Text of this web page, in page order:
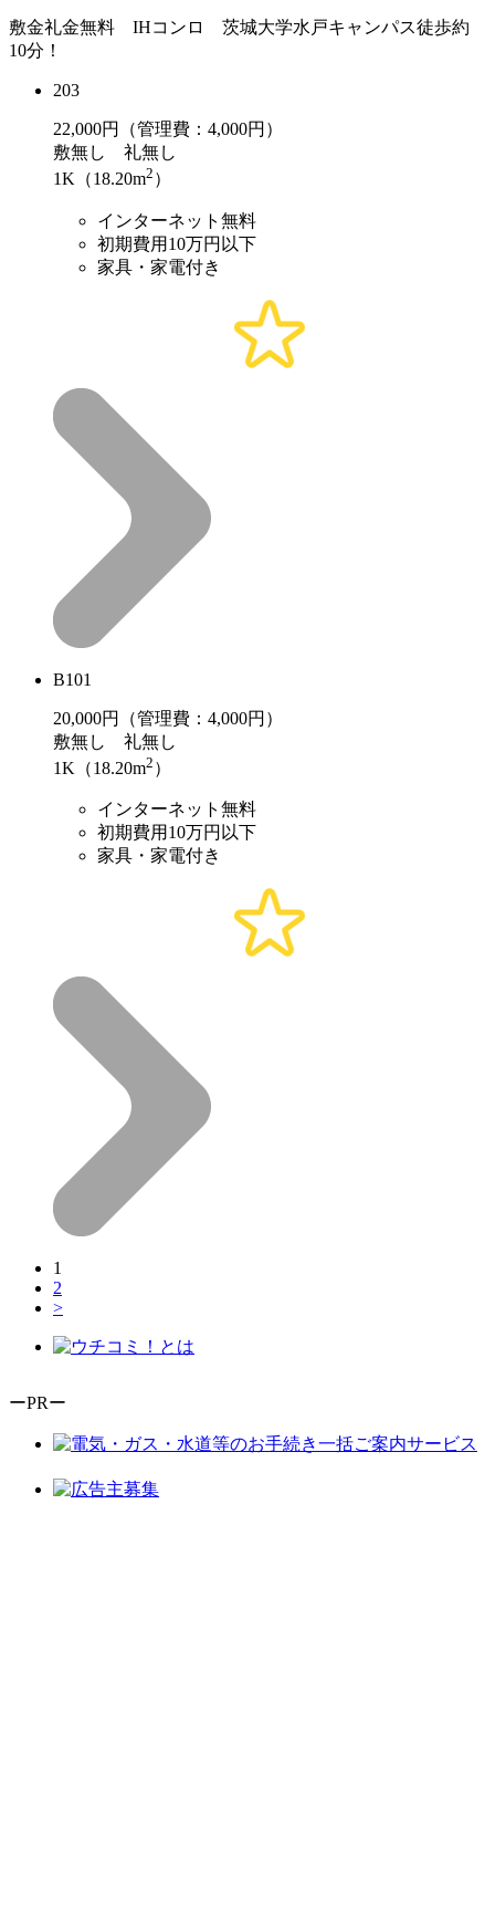
敷金礼金無料 IHコンロ 茨城大学水戸キャンパス徒歩約
10分！
203
22,000円（管理費：4,000円）
敷無し 礼無し
1K（18.20m2 ）
インターネット無料
初期費用10万円以下
家具・家電付き
B101
20,000円（管理費：4,000円）
敷無し 礼無し
1K（18.20m2 ）
インターネット無料
初期費用10万円以下
家具・家電付き
1
2
>
ーPRー